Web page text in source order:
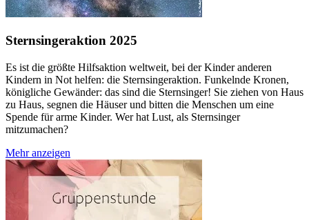
Sternsingeraktion 2025
Es ist die größte Hilfsaktion weltweit, bei der Kinder anderen
Kindern in Not helfen: die Sternsingeraktion. Funkelnde Kronen,
königliche Gewänder: das sind die Sternsinger! Sie ziehen von Haus
zu Haus, segnen die Häuser und bitten die Menschen um eine
Spende für arme Kinder. Wer hat Lust, als Sternsinger
mitzumachen?
Mehr anzeigen